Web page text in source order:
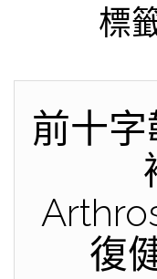
標
前十
復